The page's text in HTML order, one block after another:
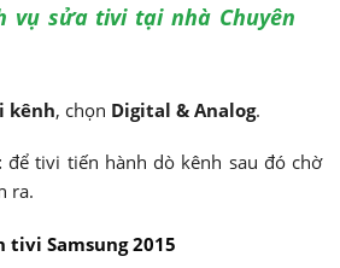
vụ sửa tivi tại nhà Chuyên
kênh, chọn Digital & Analog.
để tivi tiến hành dò kênh sau đó chờ
ra.
tivi Samsung 2015